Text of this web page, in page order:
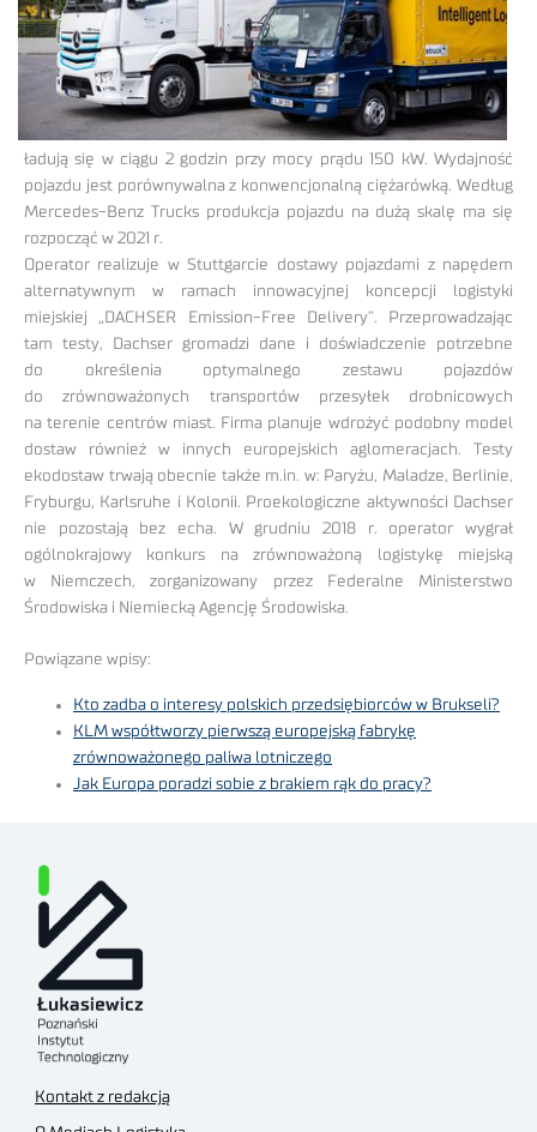
ładują się w ciągu 2 godzin przy mocy prądu 150 kW. Wydajność
pojazdu jest porównywalna z konwencjonalną ciężarówką. Według
Mercedes-Benz Trucks produkcja pojazdu na dużą skalę ma się
rozpocząć w 2021 r.
Operator realizuje w Stuttgarcie dostawy pojazdami z napędem
alternatywnym w ramach innowacyjnej koncepcji logistyki
miejskiej „DACHSER Emission-Free Delivery”. Przeprowadzając
tam testy, Dachser gromadzi dane i doświadczenie potrzebne
do określenia optymalnego zestawu pojazdów
do zrównoważonych transportów przesyłek drobnicowych
na terenie centrów miast. Firma planuje wdrożyć podobny model
dostaw również w innych europejskich aglomeracjach. Testy
ekodostaw trwają obecnie także m.in. w: Paryżu, Maladze, Berlinie,
Fryburgu, Karlsruhe i Kolonii. Proekologiczne aktywności Dachser
nie pozostają bez echa. W grudniu 2018 r. operator wygrał
ogólnokrajowy konkurs na zrównoważoną logistykę miejską
w Niemczech, zorganizowany przez Federalne Ministerstwo
Środowiska i Niemiecką Agencję Środowiska.
Powiązane wpisy:
Kto zadba o interesy polskich przedsiębiorców w Brukseli?
KLM współtworzy pierwszą europejską fabrykę
zrównoważonego paliwa lotniczego
Jak Europa poradzi sobie z brakiem rąk do pracy?
Kontakt z redakcją